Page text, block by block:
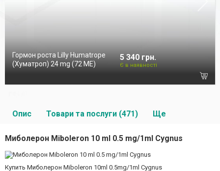
Гормон роста Lilly Humatrope
(Хуматроп) 24 mg (72 МЕ)
5 340 грн.
Є в наявності
Опис Товари та послуги (471) Ще
Миболерон Miboleron 10 ml 0.5 mg/1ml Cygnus
Купить Миболерон Miboleron 10ml 0.5mg/1ml Cygnus